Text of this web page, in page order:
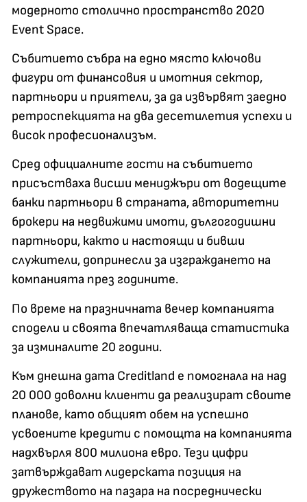
модерното столично пространство 2020
Event Space.
Събитието събра на едно място ключови
фигури от финансовия и имотния сектор,
партньори и приятели, за да извървят заедно
ретроспекцията на два десетилетия успехи и
висок професионализъм.
Сред официалните гости на събитието
присъстваха висши мениджъри от водещите
банки партньори в страната, авторитетни
брокери на недвижими имоти, дългогодишни
партньори, както и настоящи и бивши
служители, допринесли за изграждането на
компанията през годините.
По време на празничната вечер компанията
сподели и своята впечатляваща статистика
за изминалите 20 години.
Към днешна дата Creditland е помогнала на над
20 000 доволни клиенти да реализират своите
планове, като общият обем на успешно
усвоените кредити с помощта на компанията
надхвърля 800 милиона евро. Тези цифри
затвърждават лидерската позиция на
дружеството на пазара на посреднически